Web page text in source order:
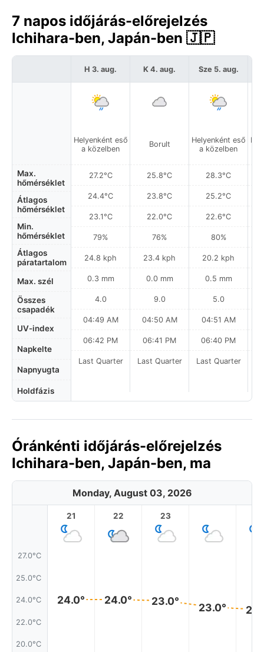
7 napos időjárás-előrejelzés
Ichihara-ben, Japán-ben 🇯🇵
Max.
hőmérséklet
Átlagos
hőmérséklet
Min.
hőmérséklet
Átlagos
páratartalom
Max. szél
Összes
csapadék
UV-index
Napkelte
Napnyugta
Holdfázis
H 3. aug.
Helyenként eső
a közelben
27.2°C
24.4°C
23.1°C
79%
24.8 kph
0.3 mm
4.0
04:49 AM
06:42 PM
Last Quarter
K 4. aug.
Borult
25.8°C
23.8°C
22.0°C
76%
23.4 kph
0.0 mm
9.0
04:50 AM
06:41 PM
Last Quarter
Sze 5. aug.
Helyenként eső
a közelben
28.3°C
25.2°C
22.6°C
80%
20.2 kph
0.5 mm
5.0
04:51 AM
06:40 PM
Last Quarter
Óránkénti időjárás-előrejelzés
Ichihara-ben, Japán-ben, ma
Monday, August 03, 2026
27.0°C
25.0°C
24.0°C
22.0°C
20.0°C
21
24.0°
22
24.0°
23
23.0°
23.0°